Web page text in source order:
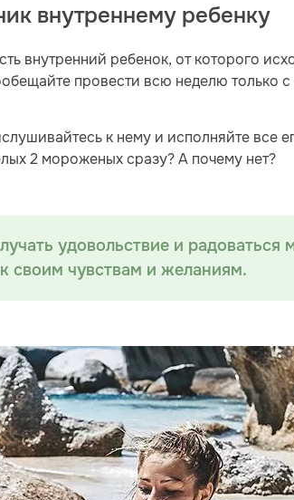
внутреннему ребенку
внутренний ребенок, от которого
провести всю неделю только с
к нему и исполняйте все
2 мороженых сразу? А почему нет?
удовольствие и
своим чувствам и желаниям.